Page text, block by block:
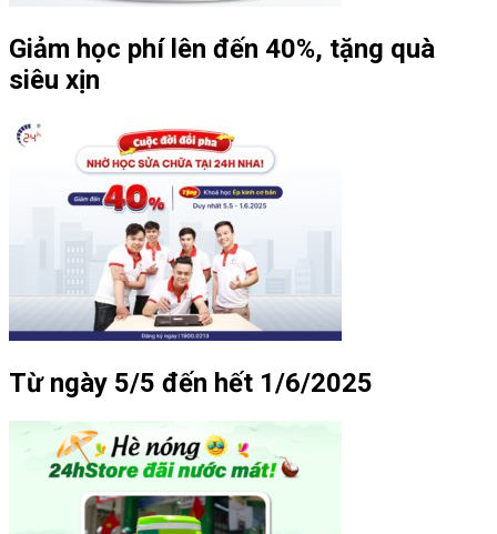
Giảm học phí lên đến 40%, tặng quà
siêu xịn
Từ ngày 5/5 đến hết 1/6/2025